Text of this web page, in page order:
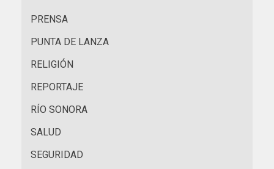
PRENSA
PUNTA DE LANZA
RELIGIÓN
REPORTAJE
RÍO SONORA
SALUD
SEGURIDAD